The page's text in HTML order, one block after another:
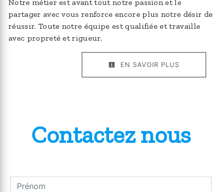
Notre métier est avant tout notre passion et le
partager avec vous renforce encore plus notre désir de
réussir. Toute notre équipe est qualifiée et travaille
avec propreté et rigueur.
EN SAVOIR PLUS
Contactez nous